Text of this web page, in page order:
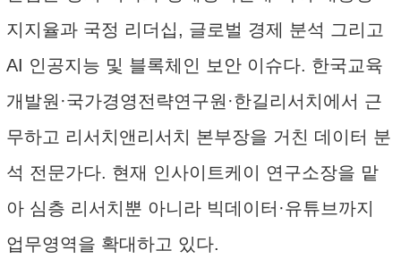
지지율과 국정 리더십, 글로벌 경제 분석 그리고
AI 인공지능 및 블록체인 보안 이슈다. 한국교육
개발원·국가경영전략연구원·한길리서치에서 근
무하고 리서치앤리서치 본부장을 거친 데이터 분
석 전문가다. 현재 인사이트케이 연구소장을 맡
아 심층 리서치뿐 아니라 빅데이터·유튜브까지
업무영역을 확대하고 있다.